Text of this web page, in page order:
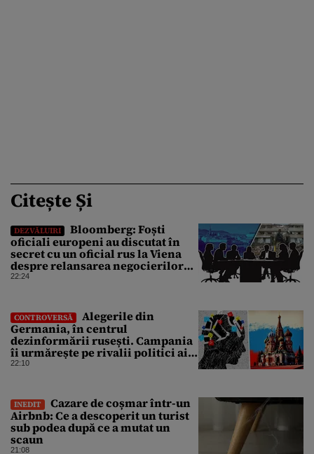
Citește Și
DEZVĂLUIRI
Bloomberg: Foști
oficiali europeni au discutat în
secret cu un oficial rus la Viena
despre relansarea negocierilor
de pace dintre Ucraina și Rusia
22:24
CONTROVERSĂ
Alegerile din
Germania, în centrul
dezinformării rusești. Campania
îi urmărește pe rivalii politici ai
partidului de extremă dreapta
22:10
INEDIT
Cazare de coșmar într-un
Airbnb: Ce a descoperit un turist
sub podea după ce a mutat un
scaun
21:08